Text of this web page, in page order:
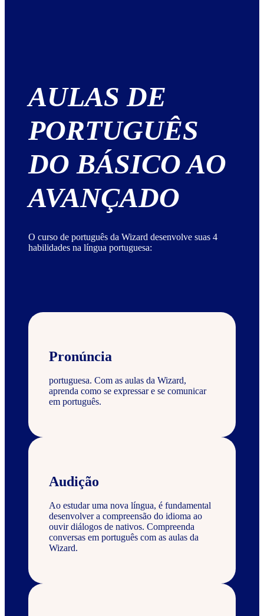
AULAS DE
PORTUGUÊS
DO BÁSICO AO
AVANÇADO
O curso de português da Wizard desenvolve suas 4
habilidades na língua portuguesa:
Pronúncia
portuguesa. Com as aulas da Wizard,
aprenda como se expressar e se comunicar
em português.
Audição
Ao estudar uma nova língua, é fundamental
desenvolver a compreensão do idioma ao
ouvir diálogos de nativos. Compreenda
conversas em português com as aulas da
Wizard.